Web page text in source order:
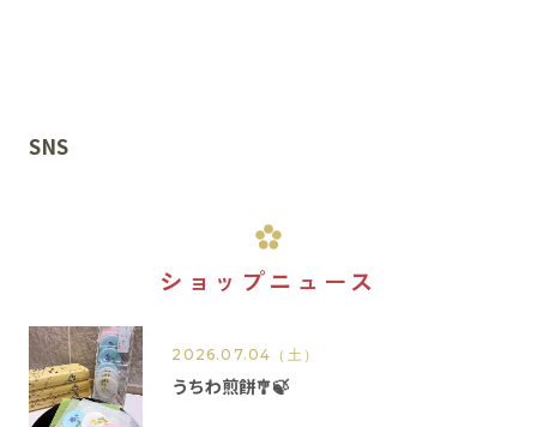
SNS
ショップニュース
2026.07.04 （土）
うちわ煎餅🎐🍃